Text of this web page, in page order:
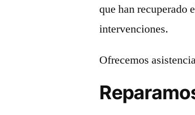
que han recuperado
intervenciones.
Ofrecemos